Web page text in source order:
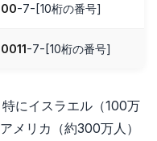
00-7-[10桁の番号]
0011-7-[10桁の番号]
にイスラエル（100万
メリカ（約300万人）